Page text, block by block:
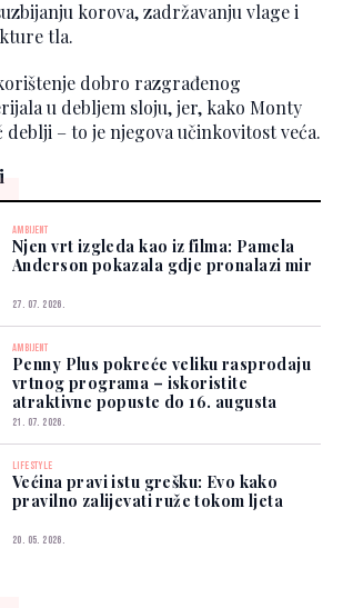
korova, zadržavanju vlage i
tla.
dobro razgrađenog
u debljem sloju, jer, kako Monty
deblji – to je njegova učinkovitost veća.
AMBIJENT
Njen vrt izgleda kao iz filma: Pamela
Anderson pokazala gdje pronalazi mir
27. 07. 2026.
AMBIJENT
Penny Plus pokreće veliku rasprodaju
vrtnog programa – iskoristite
atraktivne popuste do 16. augusta
21. 07. 2026.
LIFESTYLE
Većina pravi istu grešku: Evo kako
pravilno zalijevati ruže tokom ljeta
20. 05. 2026.